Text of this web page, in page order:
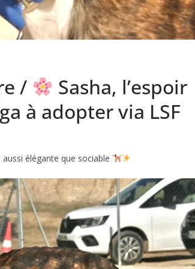
/
Sasha, l’espoir
à adopter via LSF
élégante que sociable